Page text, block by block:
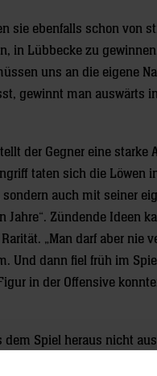
sie ebenfalls schon von
in Lübbecke zu
uns an die eigene
gewinnt man auswärts
der Gegner eine starke
taten sich die Löwen
auch mit seiner
Zündende Ideen
„Man darf aber nie
Und dann fiel früh im
in der Offensive
Spiel heraus nicht
Uwe Gensheimer, einmal